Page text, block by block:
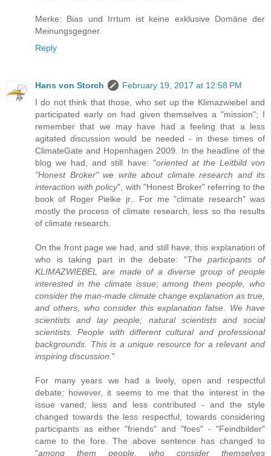
Merke: Bias und Irrtum ist keine exklusive Domäne der
Meinungsgegner.
Reply
Hans von Storch
February 19, 2017 at 12:58 PM
I do not think that those, who set up the Klimazwiebel and
participated early on had given themselves a "mission"; I
remember that we may have had a feeling that a less
agitated discussion would be needed - in these times of
ClimateGate and Hopenhagen 2009. In the headline of the
blog we had, and still have: "oriented at the Leitbild von
"Honest Broker" we write about climate research and its
interaction with policy", with "Honest Broker" referring to the
book of Roger Pielke jr.. For me "climate research" was
mostly the process of climate research, less so the results
of climate research.
On the front page we had, and still have, this explanation of
who is taking part in the debate: "The participants of
KLIMAZWIEBEL are made of a diverse group of people
interested in the climate issue; among them people, who
consider the man-made climate change explanation as true,
and others, who consider this explanation false. We have
scientists and lay people; natural scientists and social
scientists. People with different cultural and professional
backgrounds. This is a unique resource for a relevant and
inspiring discussion. "
For many years we had a lively, open and respectful
debate; however, it seems to me that the interest in the
issue vaned; less and less contributed - and the style
changed towards the less respectful, towards considering
participants as either "friends" and "foes" - "Feindbilder"
came to the fore. The above sentence has changed to
"among them people, who consider themselves